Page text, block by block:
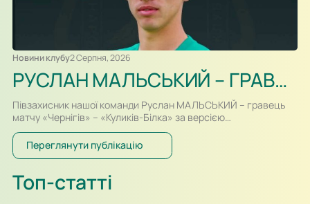
Новини клубу2 Серпня, 2026
РУСЛАН МАЛЬСЬКИЙ – ГРАВЕЦЬ МАТЧУ
Півзахисник нашої команди Руслан МАЛЬСЬКИЙ – гравець
матчу «Чернігів» – «Куликів-Білка» за версією
інформаційного партнера ПФЛ, порталу SportArena. У грі в
Чернігові Руслан вийшов на футбольне поле з лави запасних
і невдовзі красивим обвідним ударом зумів зрівняти рахунок.
Переглянути публікацію
Топ-статті